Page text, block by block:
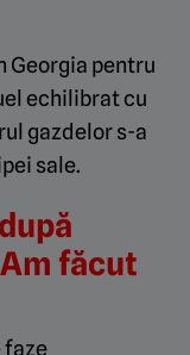
Georgia pentru
echilibrat cu
gazdelor s-a
sale.
făcut
faze